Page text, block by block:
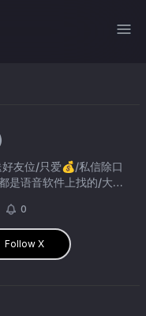
友位/只爱💰/私信除口
是语音软件上找的/大号
0
Follow X